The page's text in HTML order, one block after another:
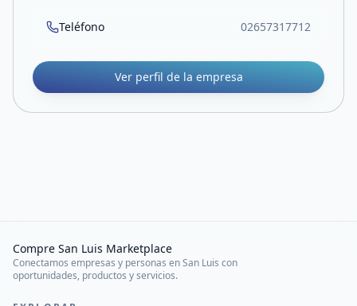
Teléfono 02657317712
Ver perfil de la empresa
Compre San Luis Marketplace
Conectamos empresas y personas en San Luis con
oportunidades, productos y servicios.